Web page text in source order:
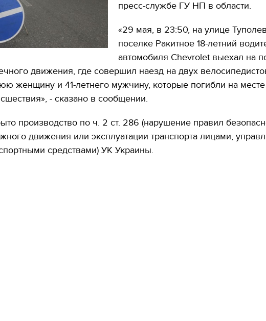
пресс-службе ГУ НП в области.
«29 мая, в 23:50, на улице
поселке Ракитное 18-летний
автомобиля Chevrolet выехал на
движения, где совершил наезд на двух
женщину и 41-летнего мужчину, которые погибли на месте
- сказано в сообщении.
производство по ч. 2 ст. 286 (нарушение правил
движения или эксплуатации транспорта лицами,
средствами) УК Украины.